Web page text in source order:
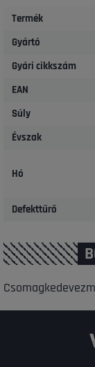
Termék
Gyártó
Gyári cikkszám
EAN
Súly
Évszak
Hó
Defekttűrő